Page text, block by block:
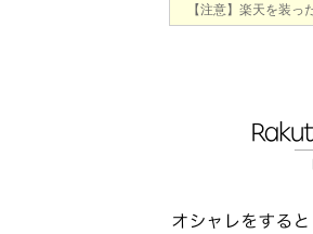
【注意】楽天を装